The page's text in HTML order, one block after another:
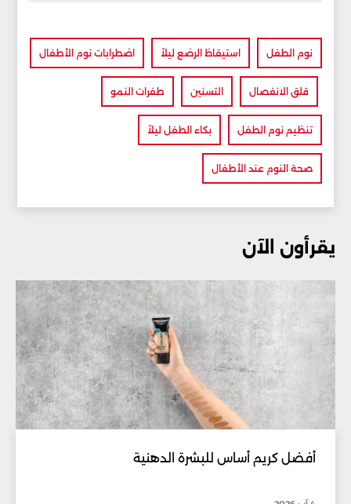
نوم الطفل استيقاظ الرضع ليلاً اضطرابات نوم الأطفال
قلق الانفصال التسنين طفرات النمو
تنظيم نوم الطفل بكاء الطفل ليلاً
صحة النوم عند الأطفال
يقرأون الآن
أفضل كريم أساس للبشرة الدهنية